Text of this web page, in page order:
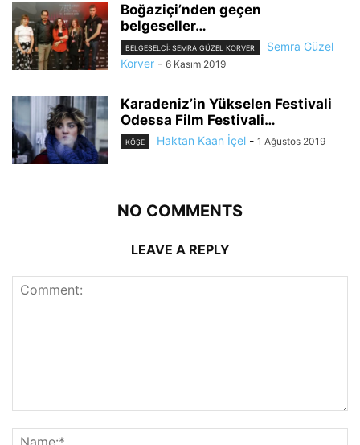
Boğaziçi’nden geçen
belgeseller…
BELGESELCI: SEMRA GÜZEL KORVER
Semra Güzel
Korver - 6 Kasım 2019
Karadeniz’in Yükselen Festivali
Odessa Film Festivali…
KÖŞE Haktan Kaan İçel - 1 Ağustos 2019
NO COMMENTS
LEAVE A REPLY